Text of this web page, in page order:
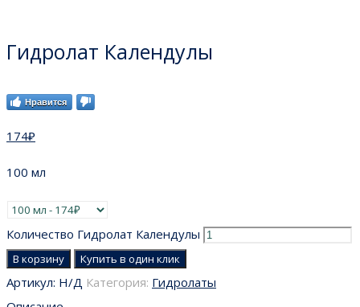
Гидролат Календулы
Нравится
174₽
100 мл
Количество Гидролат Календулы
В корзину Купить в один клик
Артикул: Н/Д Категория: Гидролаты